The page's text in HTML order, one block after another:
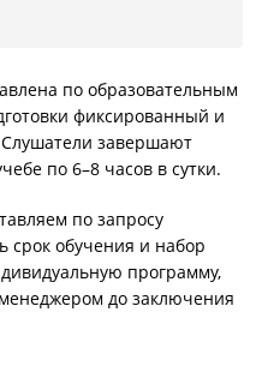
по образовательным
фиксированный и
Слушатели завершают
по 6–8 часов в сутки.
по запросу
срок обучения и набор
программу,
до заключения